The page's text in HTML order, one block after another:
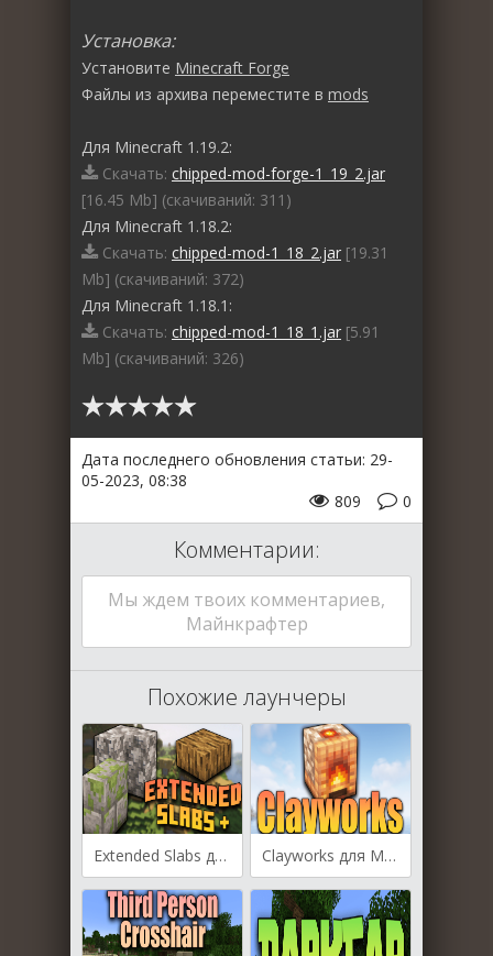
Установка:
Установите Minecraft Forge
Файлы из архива переместите в mods
Для Minecraft 1.19.2:
Скачать: chipped-mod-forge-1_19_2.jar
[16.45 Mb] (cкачиваний: 311)
Для Minecraft 1.18.2:
Скачать: chipped-mod-1_18_2.jar [19.31
Mb] (cкачиваний: 372)
Для Minecraft 1.18.1:
Скачать: chipped-mod-1_18_1.jar [5.91
Mb] (cкачиваний: 326)
Дата последнего обновления статьи: 29-
05-2023, 08:38
0
809
Комментарии:
Мы ждем твоих комментариев,
Майнкрафтер
Похожие лаунчеры
Extended Slabs для Майнкрафт [1.19.4, 1.19.3, 1.19.2] Clayworks для Майнкрафт [1.19.2, 1.18.2]